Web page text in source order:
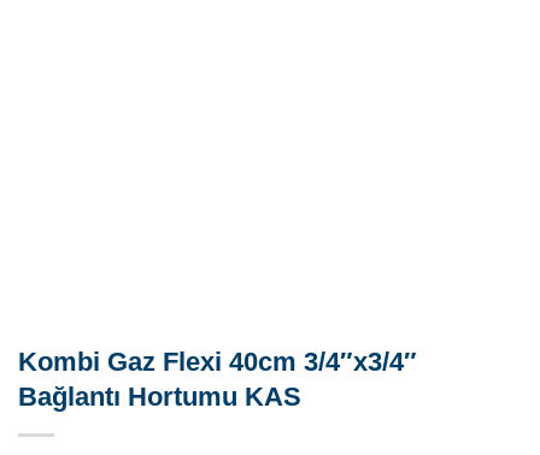
Kombi Gaz Flexi 40cm 3/4″x3/4″
Bağlantı Hortumu KAS